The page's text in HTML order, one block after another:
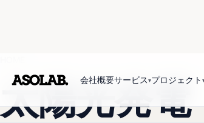
会社概要サービス▾プロジェクト
太陽光発電